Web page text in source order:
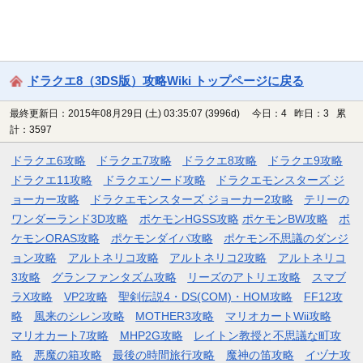
ドラクエ8（3DS版）攻略Wiki トップページに戻る
最終更新日：2015年08月29日 (土) 03:35:07 (3996d)
今日：4 昨日：3 累
計：3597
ドラクエ6攻略 ドラクエ7攻略 ドラクエ8攻略
ドラクエ9攻略
ドラクエ11攻略
ドラクエソード攻略
ドラクエモンスターズ ジ
ョーカー攻略
ドラクエモンスターズ ジョーカー2攻略
テリーの
ワンダーランド3D攻略
ポケモンHGSS攻略 ポケモンBW攻略
ポ
ケモンORAS攻略
ポケモンダイパ攻略
ポケモン不思議のダンジ
ョン攻略
アルトネリコ攻略 アルトネリコ2攻略
アルトネリコ
3攻略
グランファンタズム攻略 リーズのアトリエ攻略
スマブ
ラX攻略
VP2攻略 聖剣伝説4・DS(COM)・HOM攻略
FF12攻
略
風来のシレン攻略 MOTHER3攻略
マリオカートWii攻略
マリオカート7攻略
MHP2G攻略
レイトン教授と不思議な町攻
略
悪魔の箱攻略 最後の時間旅行攻略 魔神の笛攻略 イヅナ攻